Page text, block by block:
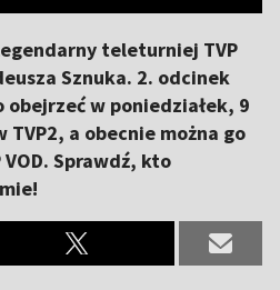
teleturniej TVP
Sznuka. 2. odcinek
obejrzeć w poniedziałek, 9
TVP2, a obecnie można go
Sprawdź, kto